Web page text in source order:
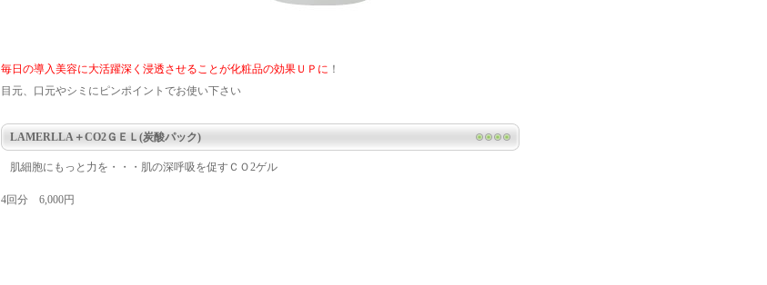
毎日の導入美容に大活躍深く浸透させることが化粧品の効果ＵＰに ！
目元、口元やシミにピンポイントでお使い下さい
LAMERLLA＋CO2ＧＥＬ(炭酸パック)
肌細胞にもっと力を・・・肌の深呼吸を促すＣＯ2ゲル
4回分 6,000円